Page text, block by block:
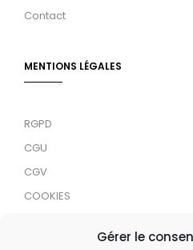
Gérer le
Contact
MENTIONS LÉGALES
RGPD
CGU
CGV
COOKIES